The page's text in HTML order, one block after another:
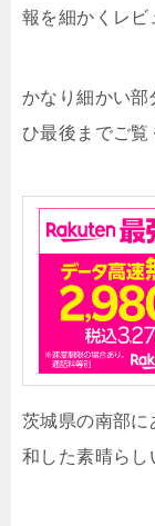
報を細かくレビ
かなり細かい
ひ最後までご覧
茨城県の南部に
和した素晴らし